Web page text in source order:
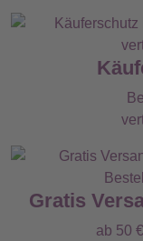
Gratis
ab 50